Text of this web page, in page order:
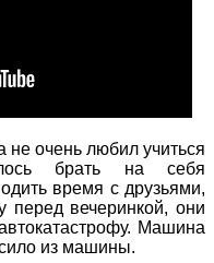
не очень любил учиться
брать на себя
время с друзьями,
вечеринкой, они
Машина
из машины.